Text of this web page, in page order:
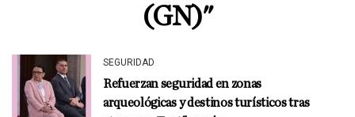
(GN)"
SEGURIDAD
Refuerzan seguridad en zonas
arqueológicas y destinos turísticos tras